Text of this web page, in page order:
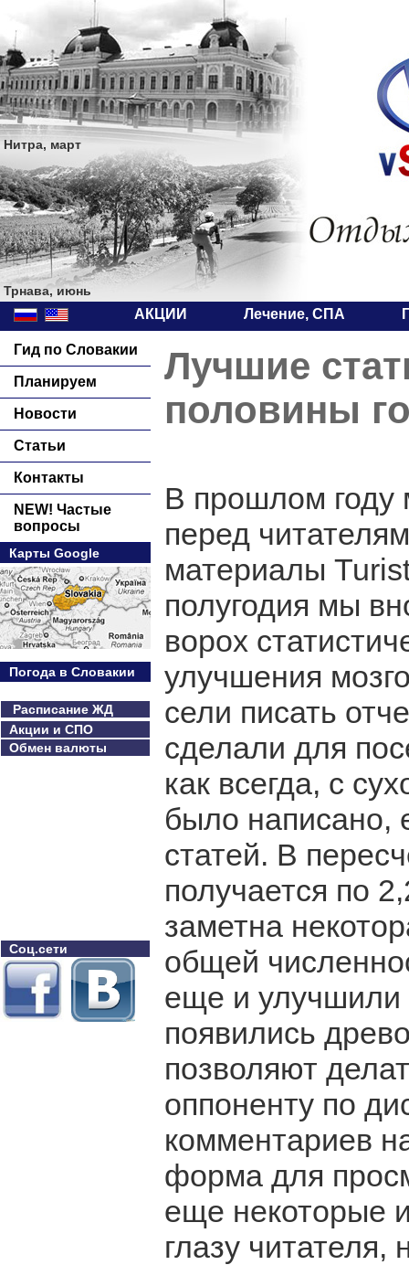
Нитра, март
Трнава, июнь
АКЦИИ Лечение, СПА
Гид по Словакии
Планируем
Новости
Статьи
Контакты
NEW! Частые
вопросы
Карты Google
Погода в Словакии
Расписание ЖД
Акции и СПО
Обмен валюты
Соц.сети
Лучшие
половины
В прошлом году
перед
материалы
полугодия мы
ворох
улучшения
сели писать
сделали для
как всегда, с
было написано,
статей. В
получается по
заметна
общей
еще и улучшили
появились
позволяют
оппоненту по
комментариев
форма для
еще некоторые
глазу читателя,